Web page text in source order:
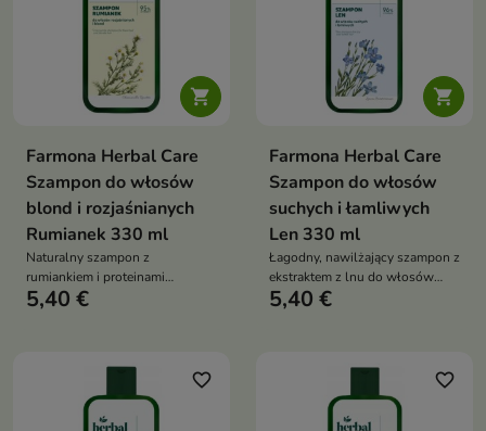

Farmona Herbal Care
Szampon do włosów
blond i rozjaśnianych
Rumianek 330 ml
Naturalny szampon z
rumiankiem i proteinami
pszenicy, który podkreśla kolor
5,40 €

Farmona Herbal Care
Szampon do włosów
suchych i łamliwych
Len 330 ml
Łagodny, nawilżający szampon z
ekstraktem z lnu do włosów
suchych i łamliwych —
5,40 €
favorite_border favorite_border